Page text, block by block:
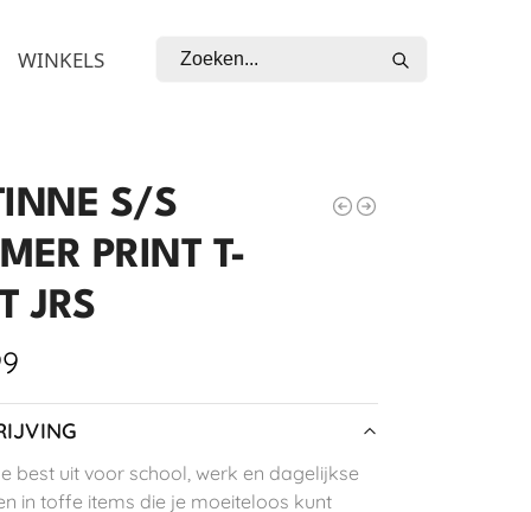
WINKELS
S/S
PRINT T-
JRS
best uit voor school, werk en dagelijkse
in toffe items die je moeiteloos kunt